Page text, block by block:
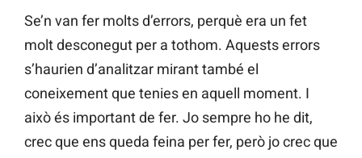
Se’n van fer molts d’errors, perquè era un fet
molt desconegut per a tothom. Aquests errors
s’haurien d’analitzar mirant també el
coneixement que tenies en aquell moment. I
això és important de fer. Jo sempre ho he dit,
crec que ens queda feina per fer, però jo crec que